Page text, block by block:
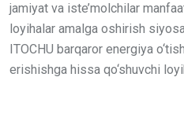
jamiyat va iste’molchilar
loyihalar amalga oshirish
ITOCHU barqaror energiya
erishishga hissa qo‘shuvchi